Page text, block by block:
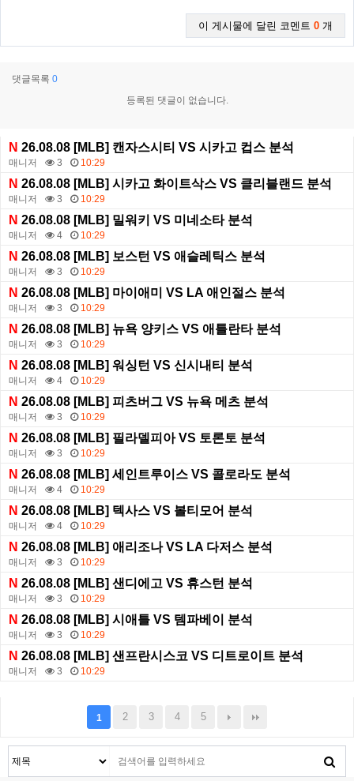
이 게시물에 달린 코멘트 0 개
댓글목록 0
등록된 댓글이 없습니다.
N 26.08.08 [MLB] 캔자스시티 VS 시카고 컵스 분석
매니저 3 10:29
N 26.08.08 [MLB] 시카고 화이트삭스 VS 클리블랜드 분석
매니저 3 10:29
N 26.08.08 [MLB] 밀워키 VS 미네소타 분석
매니저 4 10:29
N 26.08.08 [MLB] 보스턴 VS 애슬레틱스 분석
매니저 3 10:29
N 26.08.08 [MLB] 마이애미 VS LA 애인절스 분석
매니저 3 10:29
N 26.08.08 [MLB] 뉴욕 양키스 VS 애틀란타 분석
매니저 3 10:29
N 26.08.08 [MLB] 워싱턴 VS 신시내티 분석
매니저 4 10:29
N 26.08.08 [MLB] 피츠버그 VS 뉴욕 메츠 분석
매니저 3 10:29
N 26.08.08 [MLB] 필라델피아 VS 토론토 분석
매니저 3 10:29
N 26.08.08 [MLB] 세인트루이스 VS 콜로라도 분석
매니저 4 10:29
N 26.08.08 [MLB] 텍사스 VS 볼티모어 분석
매니저 4 10:29
N 26.08.08 [MLB] 애리조나 VS LA 다저스 분석
매니저 3 10:29
N 26.08.08 [MLB] 샌디에고 VS 휴스턴 분석
매니저 3 10:29
N 26.08.08 [MLB] 시애틀 VS 템파베이 분석
매니저 3 10:29
N 26.08.08 [MLB] 샌프란시스코 VS 디트로이트 분석
매니저 3 10:29
1 2 3 4 5